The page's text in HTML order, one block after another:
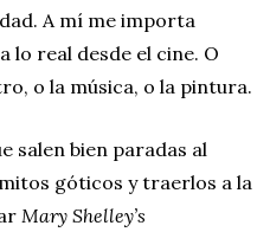
A mí me importa
lo real desde el cine. O
o la música, o la pintura.
salen bien paradas al
góticos y traerlos a la
Mary Shelley’s